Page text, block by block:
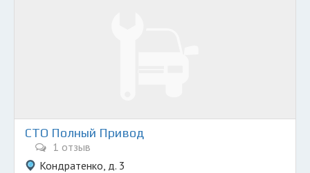
СТО Полный Привод
1 отзыв
Кондратенко, д. 3